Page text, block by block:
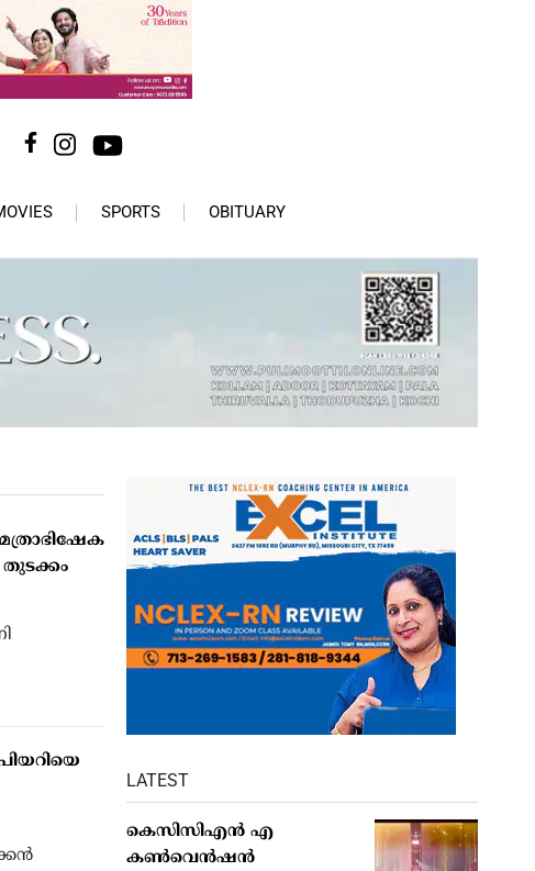
SPORTS OBITUARY
LATEST
കെസിസിഎൻ എ
കൺവെൻഷൻ